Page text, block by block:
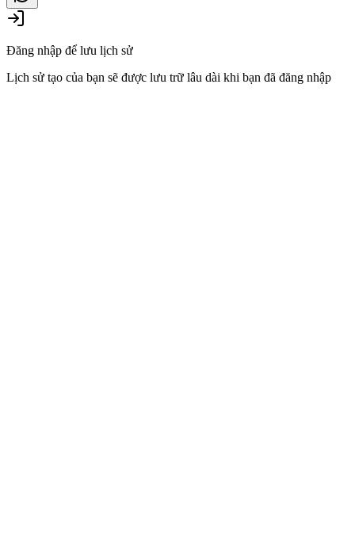
Đăng nhập để lưu lịch sử
Lịch sử tạo của bạn sẽ được lưu trữ lâu dài khi bạn đã đăng nhập